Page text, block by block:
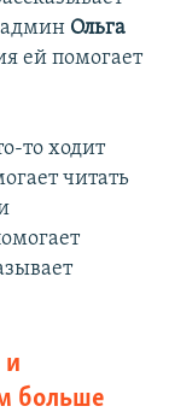
админ Ольга
ей помогает
то ходит
читать
и
больше